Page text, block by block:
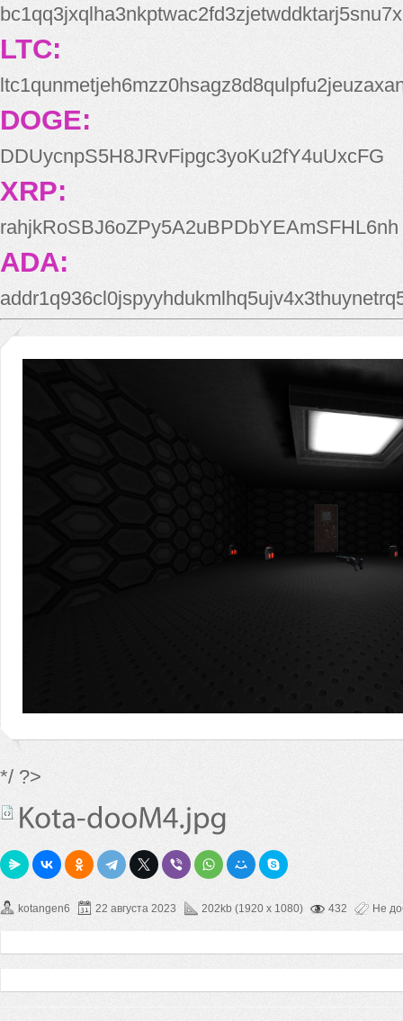
bc1qq3jxqlha3nkptwac2fd3zjetwddktarj5snu7x
LTC:
DOGE:
DDUycnpS5H8JRvFipgc3yoKu2fY4uUxcFG
XRP:
rahjkRoSBJ6oZPy5A2uBPDbYEAmSFHL6nh
ADA:
*/ ?>
kotangen6 22 августа 2023 202kb (1920 x 1080) 432 Не